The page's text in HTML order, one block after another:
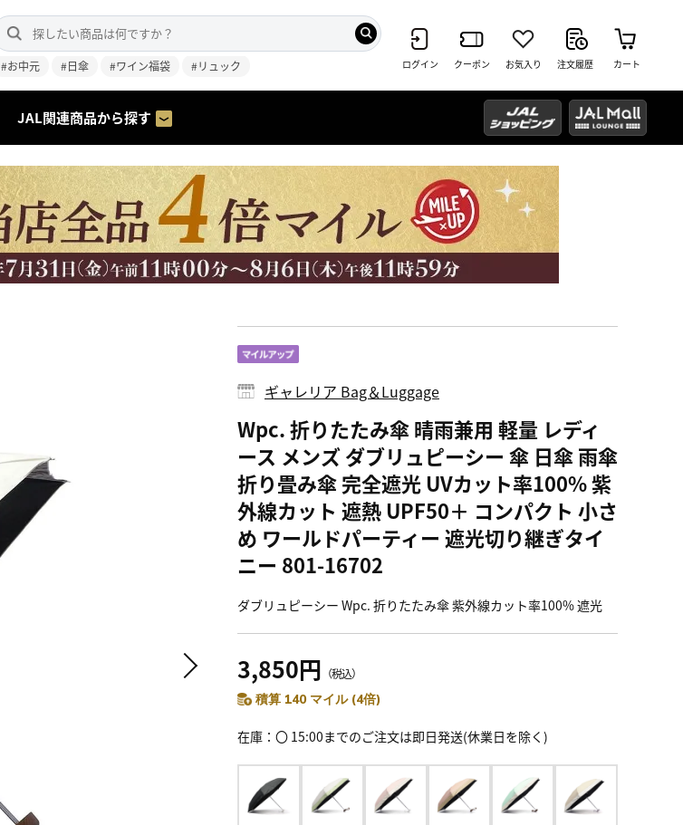
#お中元 #日傘 #ワイン福袋 #リュック ログイン クーポン お気入り 注文履歴 カート
JAL関連商品から探す
ギャレリア Bag＆Luggage
Wpc. 折りたたみ傘 晴雨兼用 軽量 レディ
ース メンズ ダブリュピーシー 傘 日傘 雨傘
折り畳み傘 完全遮光 UVカット率100% 紫
外線カット 遮熱 UPF50＋ コンパクト 小さ
め ワールドパーティー 遮光切り継ぎタイ
ニー 801-16702
ダブリュピーシー Wpc. 折りたたみ傘 紫外線カット率100% 遮光
3,850円 （税込）
積算 140 マイル (4倍)
在庫 〇 15:00までのご注文は即日発送(休業日を除く)